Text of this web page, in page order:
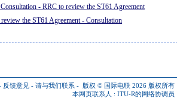
- RRC to review the ST61 Agreement
the ST61 Agreement - Consultation
反馈意见 - 请与我们联系 - 版权 © 国际电联 2026 版权所有
本网页联系人 : ITU-R的网络协调员